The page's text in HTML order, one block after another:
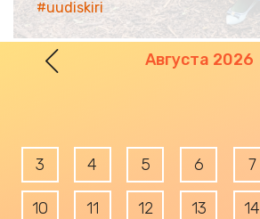
#uudiskiri
Августа 2026
3 4 5 6 7
10 11 12 13 14
Prev